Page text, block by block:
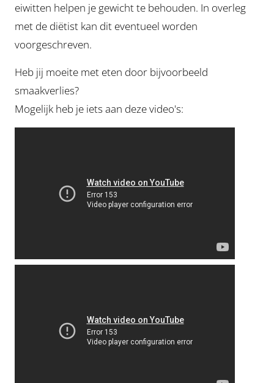
eiwitten helpen je gewicht te behouden. In overleg
met de diëtist kan dit eventueel worden
voorgeschreven.
Heb jij moeite met eten door bijvoorbeeld
smaakverlies?
Mogelijk heb je iets aan deze video's: